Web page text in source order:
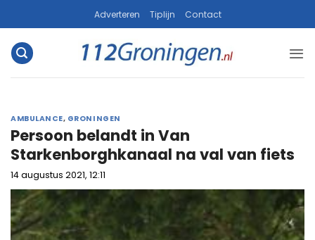
naar
inhoud
Adverteren Tiplijn Contact
AMBULANCE, GRONINGEN
Persoon belandt in Van
Starkenborghkanaal na val van fiets
14 augustus 2021, 12:11